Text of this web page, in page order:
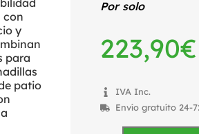
con
y
para
patio
Por solo
223,90€
IVA Inc.
Envío gratuíto 24-